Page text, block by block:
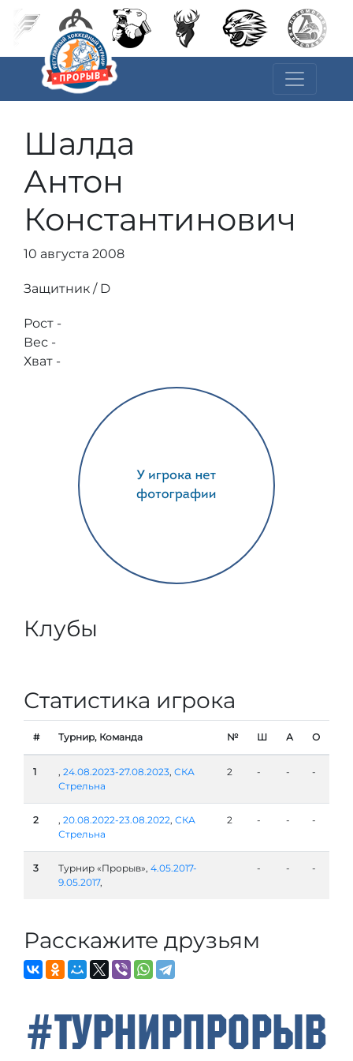
Шалда
Антон
Константинович
10 августа 2008
Защитник / D
Рост -
Вес -
Хват -
Клубы
Статистика игрока
# Турнир, Команда № Ш А О
1 , 24.08.2023-27.08.2023, СКА
Стрельна
2 - - -
2 , 20.08.2022-23.08.2022, СКА
Стрельна
2 - - -
3 Турнир «Прорыв», 4.05.2017-
9.05.2017,
- - -
Расскажите друзьям
#ТурнирПрорыв